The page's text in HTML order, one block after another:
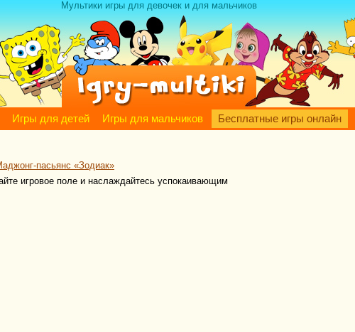
Мультики игры для девочек и для мальчиков
Игры для детей Игры для мальчиков Бесплатные игры онлайн
пасьянс «Зодиак»
игровое поле и наслаждайтесь успокаивающим